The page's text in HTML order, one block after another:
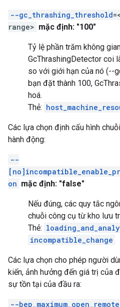
--gc_thrashing_threshold
range> mặc định: "100"
Tỷ lệ phần trăm không
GcThrashingDetector coi
so với giới hạn của nó (--
bạn đặt thành 100,
hoá.
Thẻ:
Các lựa chọn định cấu hình
hành động:
--
on mặc định: "false"
Nếu đúng, các quy tắc
chuỗi công cụ từ kho lưu
Thẻ:
incompatible_change
Các lựa chọn cho phép người
kiến, ảnh hưởng đến giá trị của
sự tồn tại của đầu ra:
--